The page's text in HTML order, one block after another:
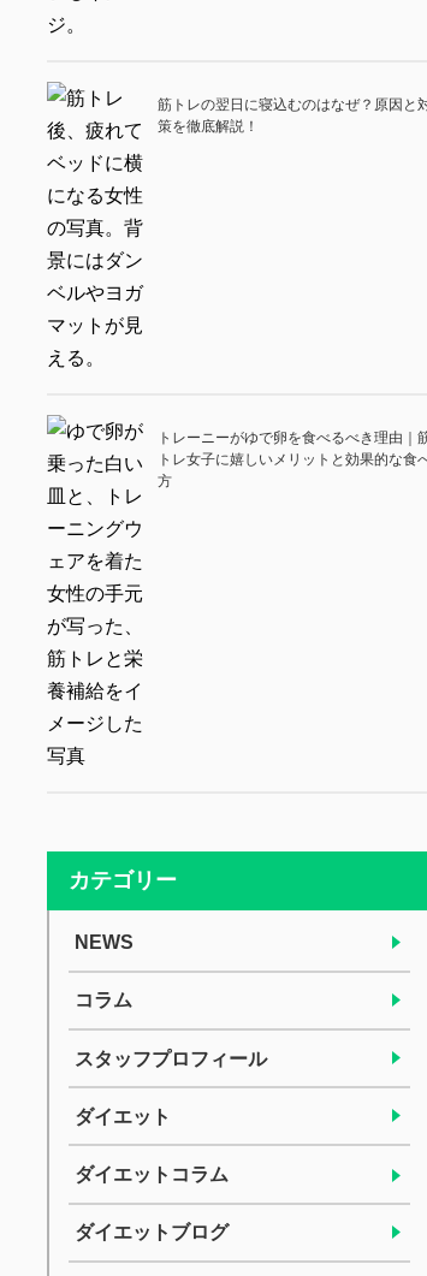
筋トレの翌日に寝込むのはなぜ？原因と
策を徹底解説！
トレーニーがゆで卵を食べるべき理由｜
トレ女子に嬉しいメリットと効果的な食
方
カテゴリー
NEWS
コラム
スタッフプロフィール
ダイエット
ダイエットコラム
ダイエットブログ